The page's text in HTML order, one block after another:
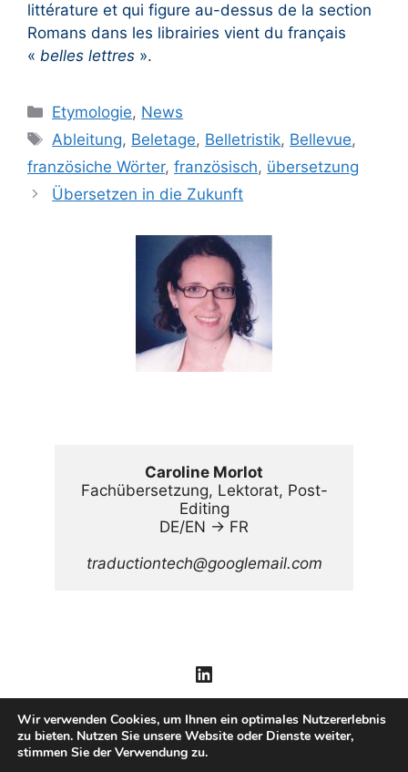
littérature et qui figure au-dessus de la section
Romans dans les librairies vient du français
« belles lettres ».
Kategorien
Etymologie, News
Schlagwörter
Ableitung, Beletage, Belletristik, Bellevue,
französiche Wörter, französisch, übersetzung
Übersetzen in die Zukunft
Caroline Morlot
Fachübersetzung, Lektorat, Post-
Editing
DE/EN → FR
traductiontech@googlemail.com
LinkedIn
Wir verwenden Cookies, um Ihnen ein optimales Nutzererlebnis
zu bieten. Nutzen Sie unsere Website oder Dienste weiter,
stimmen Sie der Verwendung zu.